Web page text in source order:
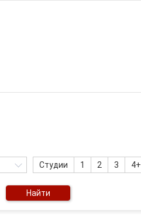
Студии 1 2 3 4+
Найти